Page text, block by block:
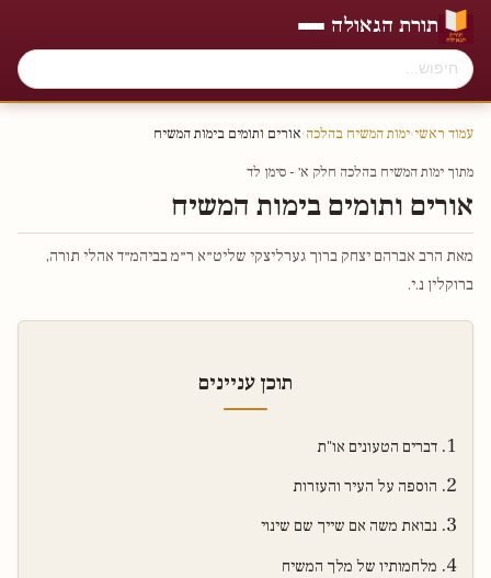
תורת הגאולה
עמוד ראשי›ימות המשיח בהלכה›אורים ותומים בימות המשיח
מתוך ימות המשיח בהלכה חלק א׳ - סימן לד
אורים ותומים בימות המשיח
מאת הרב אברהם יצחק ברוך גערליצקי שליט״א ר״מ בביהמ״ד אהלי תורה,
ברוקלין נ.י.
תוכן עניינים
דברים הטעונים או"ת
הוספה על העיר והעזרות
נבואת משה אם שייך שם שינוי
מלחמותיו של מלך המשיח